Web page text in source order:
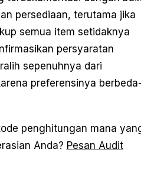
persediaan, terutama jika
semua item setidaknya
persyaratan
sepenuhnya dari
preferensinya
penghitungan mana
Anda? Pesan Audit